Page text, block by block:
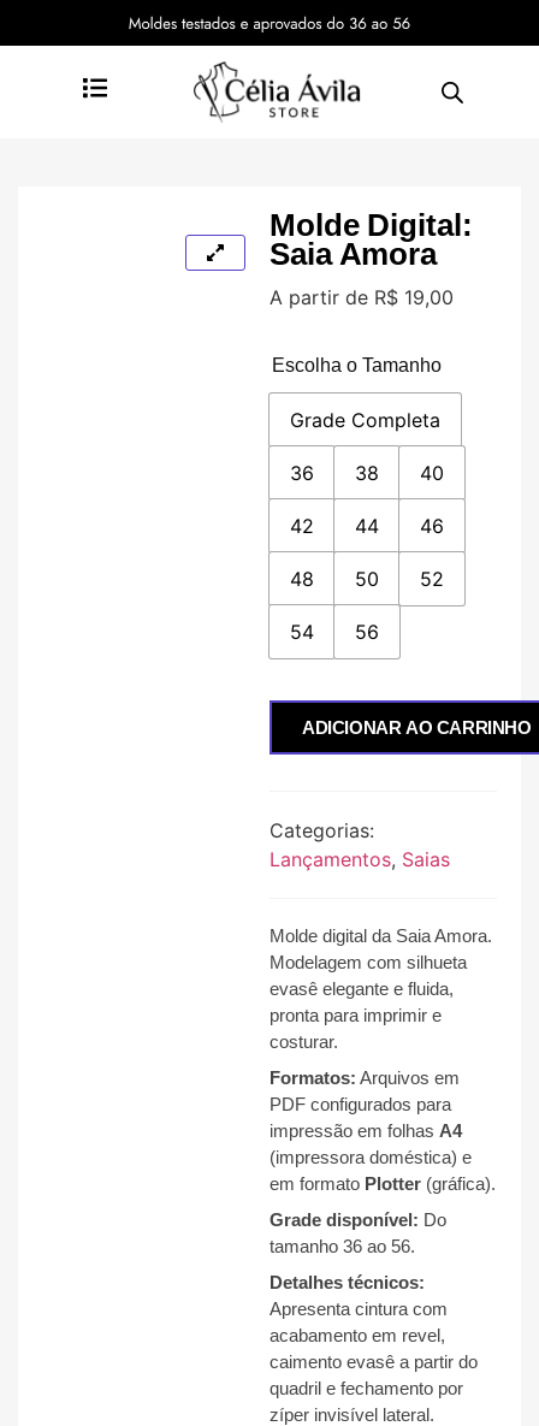
Molde Digital:
Saia Amora
A partir de R$ 19,00
Escolha o Tamanho
Grade Completa
36 38 40
42 44 46
48 50 52
54 56
ADICIONAR AO CARRINHO
Categorias:
Lançamentos, Saias
Molde digital da Saia Amora.
Modelagem com silhueta
evasê elegante e fluida,
pronta para imprimir e
costurar.
Formatos: Arquivos em
PDF configurados para
impressão em folhas A4
(impressora doméstica) e
em formato Plotter (gráfica).
Grade disponível: Do
tamanho 36 ao 56.
Detalhes técnicos:
Apresenta cintura com
acabamento em revel,
caimento evasê a partir do
quadril e fechamento por
zíper invisível lateral.